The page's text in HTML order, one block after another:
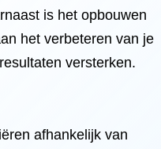
is het opbouwen
het verbeteren van je
versterken.
afhankelijk van